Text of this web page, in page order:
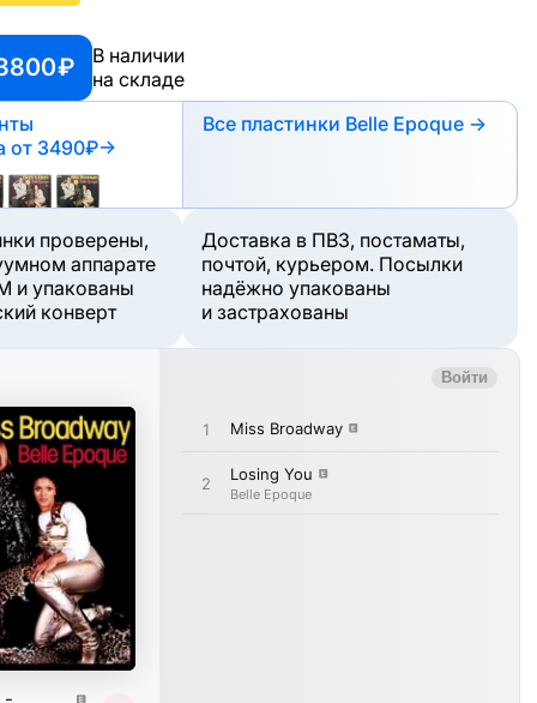
₽
В наличии
на складе
от 3490₽→
Все пластинки Belle Epoque →
проверены,
аппарате
и упакованы
конверт
Доставка в ПВЗ, постаматы,
почтой, курьером. Посылки
надёжно упакованы
и застрахованы